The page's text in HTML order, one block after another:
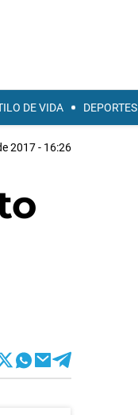
DE VIDA DEPORTES
2017 - 16:26